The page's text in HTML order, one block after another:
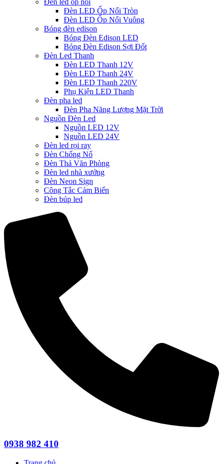
Đèn led ốp nổi
Đèn LED Ốp Nổi Tròn
Đèn LED Ốp Nổi Vuông
Bóng đèn edison
Bóng Đèn Edison LED
Bóng Đèn Edison Sợi Đốt
Đèn Led Thanh
Đèn LED Thanh 12V
Đèn LED Thanh 24V
Đèn LED Thanh 220V
Phụ Kiện LED Thanh
Đèn pha led
Đèn Pha Năng Lượng Mặt Trời
Nguồn Đèn Led
Nguồn LED 12V
Nguồn LED 24V
Đèn led rọi ray
Đèn Chống Nổ
Đèn Thả Văn Phòng
Đèn led nhà xưởng
Đèn Neon Sign
Công Tắc Cảm Biến
Đèn búp led
0938 982 410